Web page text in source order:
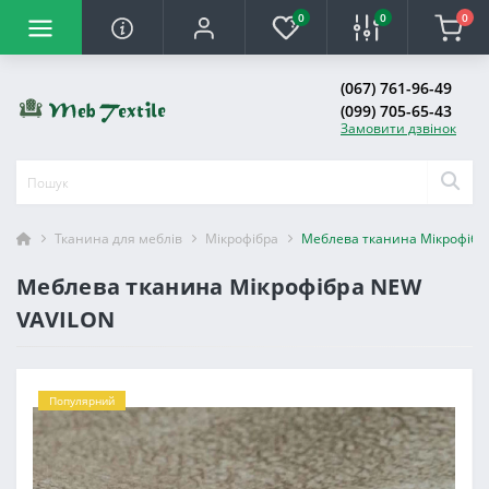
0 0 0
(067) 761-96-49
(099) 705-65-43
Замовити дзвінок
Тканина для меблів Мікрофібра Меблева тканина
Меблева тканина Мікрофібра NEW
VAVILON
Популярний